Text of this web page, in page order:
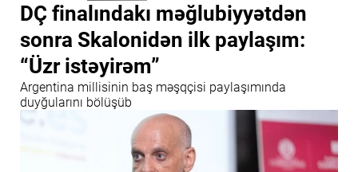
DÇ finalındakı məğlubiyyətdən
sonra Skalonidən ilk paylaşım:
“Üzr istəyirəm”
Argentina millisinin baş məşqçisi paylaşımında
duyğularını bölüşüb